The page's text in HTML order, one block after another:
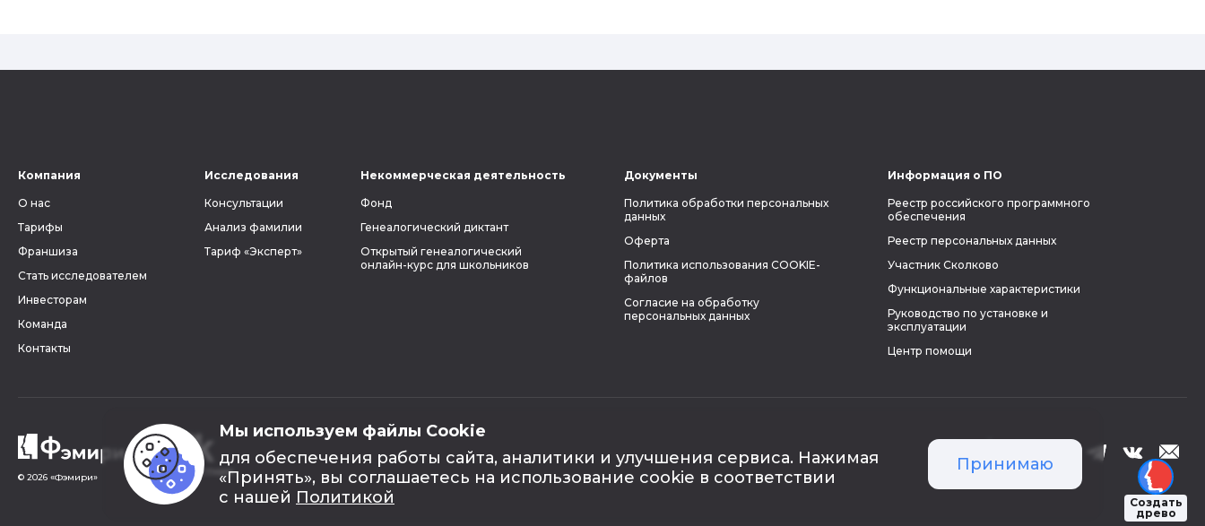
поделиться с читателями блога фактами
Компания
О нас
Тарифы
Франшиза
Стать исследователем
Инвесторам
Команда
Контакты
Исследования
Консультации
Анализ фамилии
Тариф «Эксперт»
Некоммерческая деятельность
Фонд
Генеалогический диктант
Открытый генеалогический
онлайн-курс для школьников
Документы
Политика обработки персональных
данных
Оферта
Политика использования COOKIE-
файлов
Согласие на обработку
персональных данных
Информация о ПО
Реестр российского программного
обеспечения
Реестр персональных данных
Участник Сколково
Функциональные характеристики
Руководство по установке и
эксплуатации
Центр помощи
© 2026 «Фэмири»
Мы используем файлы Cookie
для обеспечения работы сайта, аналитики и улучшения сервиса. Нажимая
«Принять», вы соглашаетесь на использование cookie в соответствии
с нашей Политикой
Принимаю
Создать
древо